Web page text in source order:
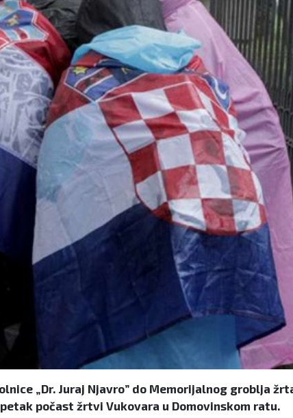
„Dr. Juraj Njavro” do Memorijalnog groblja
počast žrtvi Vukovara u Domovinskom ratu.